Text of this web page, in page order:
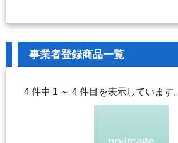
事業者登録商品一覧
4 件中 1 ～ 4 件目を表示しています。